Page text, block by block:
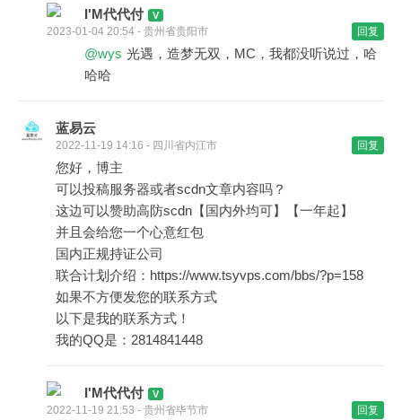
I'M代代付
2023-01-04 20:54 - 贵州省贵阳市 回复
@wys 光遇，造梦无双，MC，我都没听说过，哈
哈哈
蓝易云
2022-11-19 14:16 - 四川省内江市 回复
您好，博主
可以投稿服务器或者scdn文章内容吗？
这边可以赞助高防scdn【国内外均可】【一年起】
并且会给您一个心意红包
国内正规持证公司
联合计划介绍：https://www.tsyvps.com/bbs/?p=158
如果不方便发您的联系方式
以下是我的联系方式！
我的QQ是：2814841448
I'M代代付
2022-11-19 21:53 - 贵州省毕节市 回复